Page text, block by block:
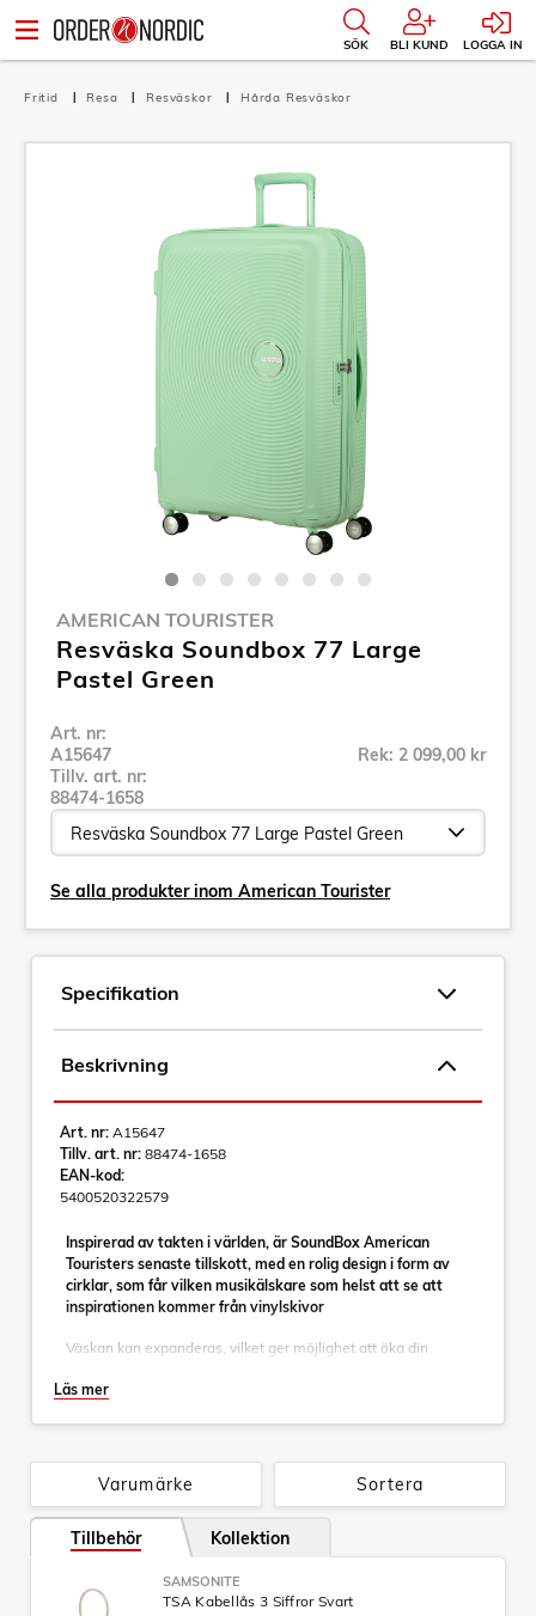
SÖK BLI KUND LOGGA IN
Fritid Resa Resväskor Hårda Resväskor
AMERICAN TOURISTER
Resväska Soundbox 77 Large
Pastel Green
Art. nr:
A15647
Tillv. art. nr:
88474-1658
Rek: 2 099,00 kr
Se alla produkter inom American Tourister
Specifikation
Beskrivning
Art. nr: A15647
Tillv. art. nr: 88474-1658
EAN-kod:
5400520322579
Inspirerad av takten i världen, är SoundBox American
Touristers senaste tillskott, med en rolig design i form av
cirklar, som får vilken musikälskare som helst att se att
inspirationen kommer från vinylskivor
Väskan kan expanderas, vilket ger möjlighet att öka din
hela världen. Linjen erbjuder en mängd olika funktioner för
Specifikationer:
Mått: 77 x 51.5 x 29.5 cm
- Expanderad dimension: 77.0 x 51.5 x 32.5 cm
- Volym: 97/110 L
- Vikt: 4.20 kg
Läs mer
Sortera
Varumärke
Tillbehör Kollektion
SAMSONITE
TSA Kabellås 3 Siffror Svart